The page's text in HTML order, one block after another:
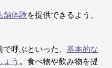
舗体験を提供できるよう、
呼ぶといった、 基本的な
う 。食べ物や飲み物を提